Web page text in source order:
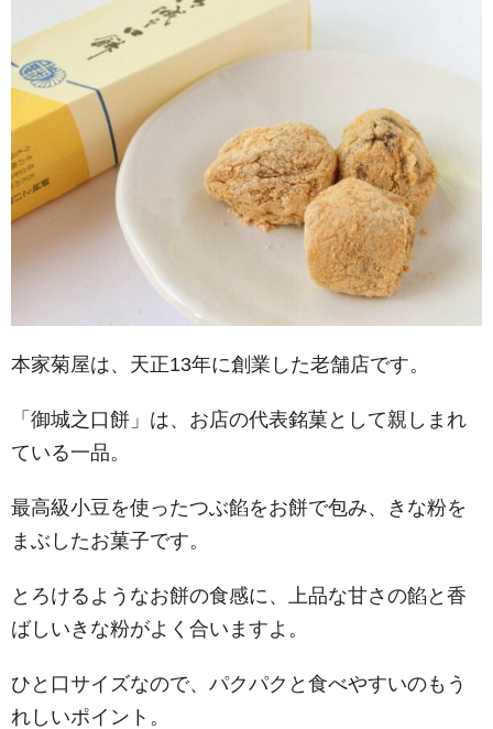
本家菊屋は、天正13年に創業した老舗店です。
「御城之口餅」は、お店の代表銘菓として親しまれ
ている一品。
最高級小豆を使ったつぶ餡をお餅で包み、きな粉を
まぶしたお菓子です。
とろけるようなお餅の食感に、上品な甘さの餡と香
ばしいきな粉がよく合いますよ。
ひと口サイズなので、パクパクと食べやすいのもう
れしいポイント。